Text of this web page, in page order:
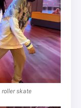
roller skate